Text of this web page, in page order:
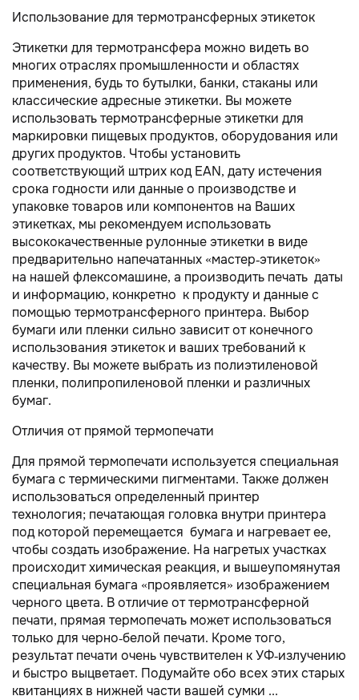
Использование для термотрансферных этикеток
Этикетки для термотрансфера можно видеть во
многих отраслях промышленности и областях
применения, будь то бутылки, банки, стаканы или
классические адресные этикетки. Вы можете
использовать термотрансферные этикетки для
маркировки пищевых продуктов, оборудования или
других продуктов. Чтобы установить
соответствующий штрих код EAN, дату истечения
срока годности или данные о производстве и
упаковке товаров или компонентов на Ваших
этикетках, мы рекомендуем использовать
высококачественные рулонные этикетки в виде
предварительно напечатанных «мастер-этикеток»
на нашей флексомашине, а производить печать даты
и информацию, конкретно к продукту и данные с
помощью термотрансферного принтера. Выбор
бумаги или пленки сильно зависит от конечного
использования этикеток и ваших требований к
качеству. Вы можете выбрать из полиэтиленовой
пленки, полипропиленовой пленки и различных
бумаг.
Отличия от прямой термопечати
Для прямой термопечати используется специальная
бумага с термическими пигментами. Также должен
использоваться определенный принтер
технология; печатающая головка внутри принтера
под которой перемещается бумага и нагревает ее,
чтобы создать изображение. На нагретых участках
происходит химическая реакция, и вышеупомянутая
специальная бумага «проявляется» изображением
черного цвета. В отличие от термотрансферной
печати, прямая термопечать может использоваться
только для черно-белой печати. Кроме того,
результат печати очень чувствителен к УФ-излучению
и быстро выцветает. Подумайте обо всех этих старых
квитанциях в нижней части вашей сумки ...